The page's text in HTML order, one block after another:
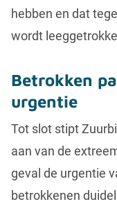
hebben en dat
wordt
Betrokken
urgentie
Tot slot stipt
aan van de
geval de urgentie
betrokkenen